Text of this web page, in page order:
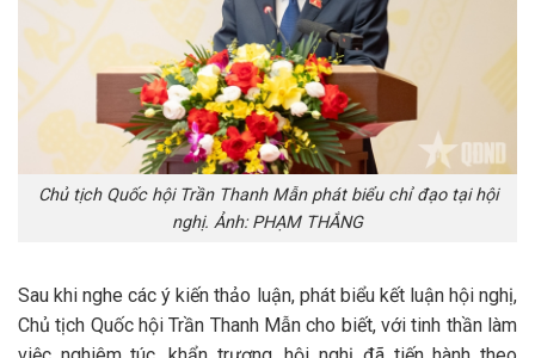
Chủ tịch Quốc hội Trần Thanh Mẫn phát biểu chỉ đạo tại hội
nghị. Ảnh: PHẠM THẮNG
Sau khi nghe các ý kiến thảo luận, phát biểu kết luận hội nghị,
Chủ tịch Quốc hội Trần Thanh Mẫn cho biết, với tinh thần làm